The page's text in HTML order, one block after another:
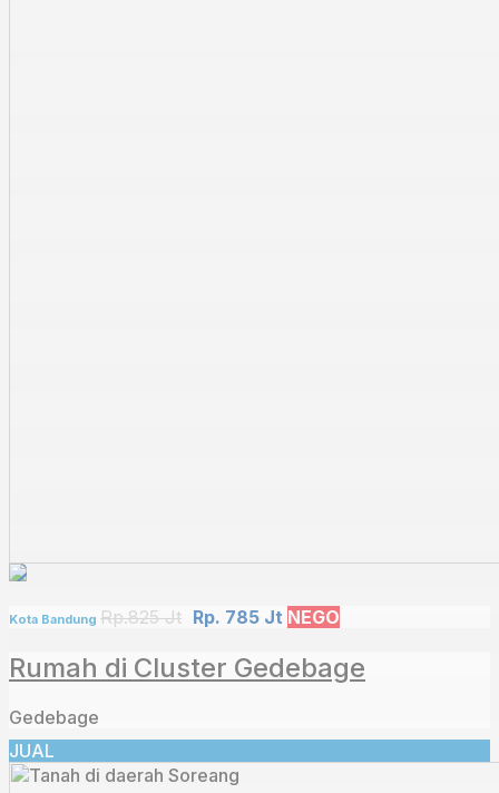
Kota Bandung Rp.825 Jt Rp. 785 Jt NEGO
Rumah di Cluster Gedebage
Gedebage
JUAL